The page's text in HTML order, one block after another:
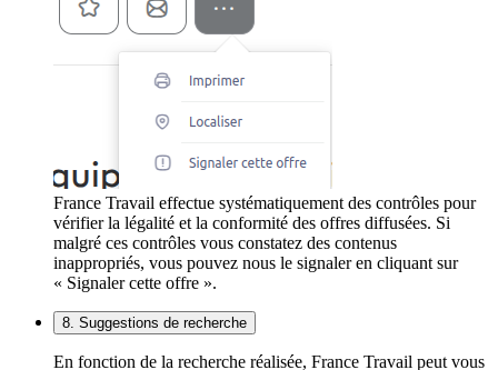
France Travail effectue systématiquement des contrôles pour
vérifier la légalité et la conformité des offres diffusées. Si
malgré ces contrôles vous constatez des contenus
inappropriés, vous pouvez nous le signaler en cliquant sur
« Signaler cette offre ».
8. Suggestions de recherche
En fonction de la recherche réalisée, France Travail peut vous